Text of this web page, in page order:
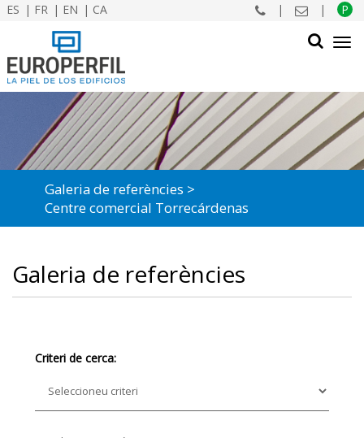
ES FR EN CA | | P
CERCAR
Galeria de referències
Centre comercial Torrecárdenas
Galeria de referències
Criteri de cerca: